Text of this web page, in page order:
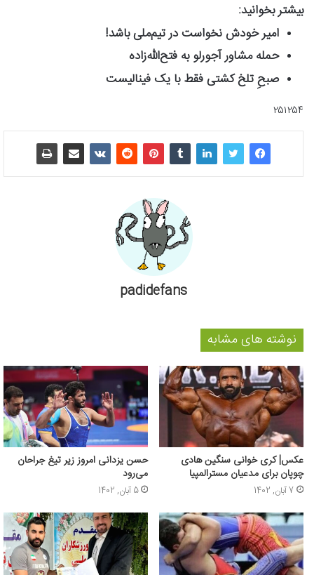
بیشتر بخوانید:
امیر خودش نخواست در تیم‌ملی باشد!
حمله مشاور آجورلو به فتح‌الله‌زاده
صبحِ تلخ کشتی فقط با یک فینالیست
۲۵۱۲۵۴
padidefans
نوشته های مشابه
عکس| کری خوانی سنگین هادی
چوپان برای مدعیان مسترالمپیا
7 آبان, 1402
حسن یزدانی امروز زیر تیغ جراحان
می‌رود
5 آبان, 1402